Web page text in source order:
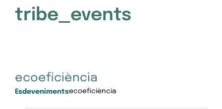
tribe_events
ecoeficiència
Esdevenimentsecoeficiència